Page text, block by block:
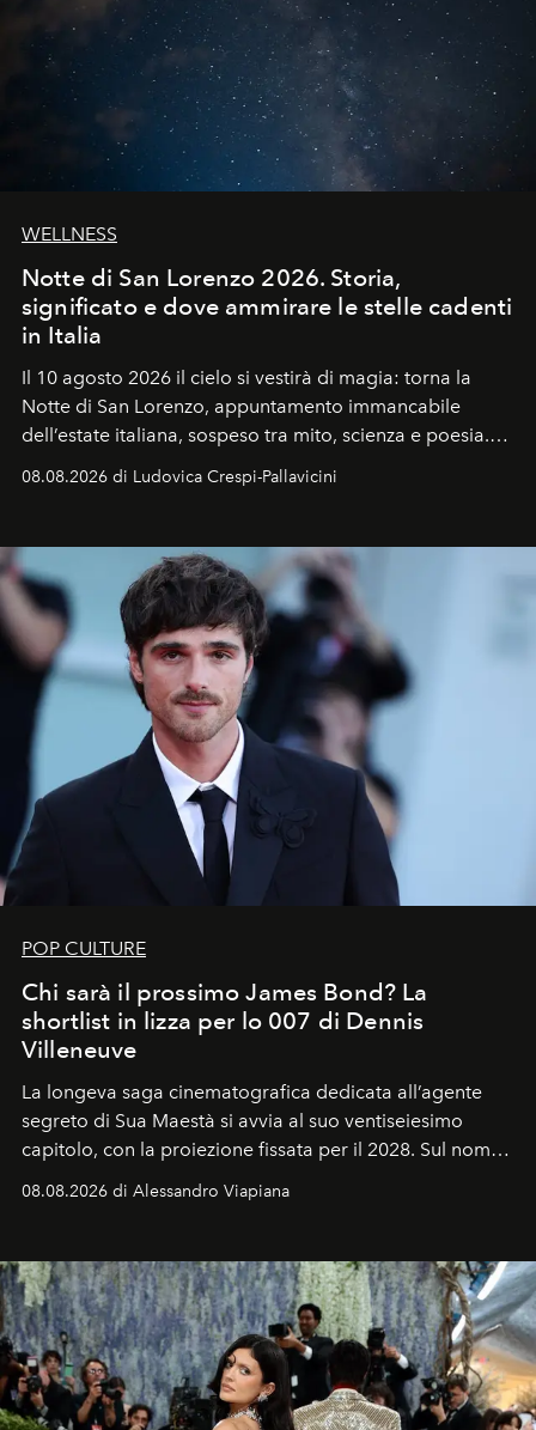
WELLNESS
Notte di San Lorenzo 2026. Storia,
significato e dove ammirare le stelle cadenti
in Italia
Il 10 agosto 2026 il cielo si vestirà di magia: torna la
Notte di San Lorenzo, appuntamento immancabile
dell’estate italiana, sospeso tra mito, scienza e poesia.
Sarà il momento in cui gli occhi si alzano verso la volta
celeste per seguire il passaggio delle
all’universo i desideri più segreti
08.08.2026 di Ludovica Crespi-Pallavicini
POP CULTURE
Chi sarà il prossimo James Bond? La
shortlist in lizza per lo 007 di Dennis
Villeneuve
La longeva saga cinematografica dedicata all’agente
segreto di Sua Maestà si avvia al suo ventiseiesimo
capitolo, con la proiezione fissata per il 2028. Sul nome
dell’attore chiamato a raccogliere l’eredità di Daniel
Craig, però, regna ancora il più assoluto riserbo.
08.08.2026 di Alessandro Viapiana